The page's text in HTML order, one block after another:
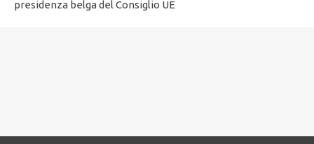
presidenza belga del Consiglio UE